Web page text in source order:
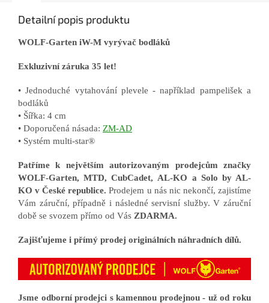
Detailní popis produktu
WOLF-Garten iW-M vyrývač bodláků
Exkluzivní záruka 35 let!
• Jednoduché vytahování plevele - například pampelišek a
bodláků
• Šířka: 4 cm
• Doporučená násada: ZM-AD
• Systém multi-star®
Patříme k největším autorizovaným prodejcům značky
WOLF-Garten, MTD, CubCadet, AL-KO a Solo by AL-
KO v České republice.Prodejem u nás nic nekončí, zajistíme
Vám záruční, případně i následné servisní služby. V záruční
době se svozem přímo od Vás ZDARMA.
Zajišťujeme i přímý prodej originálních náhradních dílů.
Jsme odborní prodejci s kamennou prodejnou - už od roku